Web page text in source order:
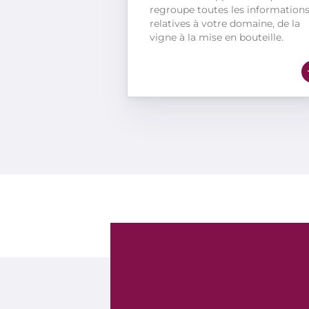
regroupe toutes les informations
relatives à votre domaine, de la
vigne à la mise en bouteille.